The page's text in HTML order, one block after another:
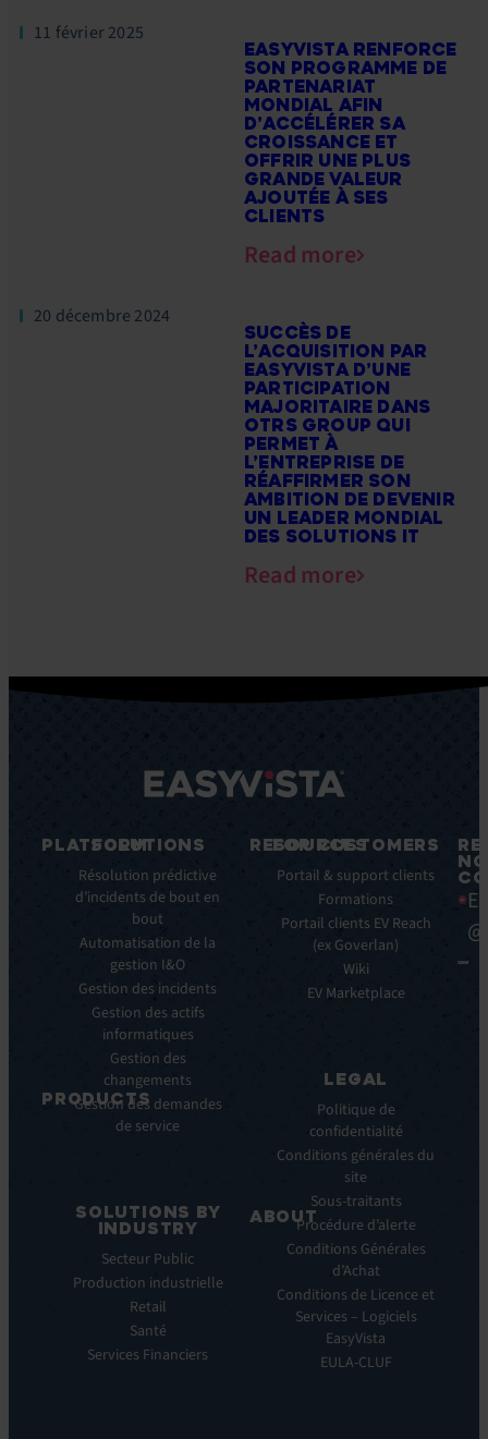
11 février 2025
EASYVISTA RENFORCE
SON PROGRAMME DE
PARTENARIAT
MONDIAL AFIN
D’ACCÉLÉRER SA
CROISSANCE ET
OFFRIR UNE PLUS
GRANDE VALEUR
AJOUTÉE À SES
CLIENTS
Read more
20 décembre 2024
SUCCÈS DE
L’ACQUISITION PAR
EASYVISTA D’UNE
PARTICIPATION
MAJORITAIRE DANS
OTRS GROUP QUI
PERMET À
L’ENTREPRISE DE
RÉAFFIRMER SON
AMBITION DE DEVENIR
UN LEADER MONDIAL
DES SOLUTIONS IT
Read more
PLATFORM
Fonctionnalités
clés
clés
Intégrations
Pulse
PRODUCTS
Monitoring:
Observe
Automations:
Orchestrate
SOLUTIONS
Résolution prédictive
d’incidents de bout en
bout
Automatisation de la
gestion I&O
Gestion des incidents
Gestion des actifs
informatiques
Gestion des
changements
Gestion des demandes
de service
SOLUTIONS BY
INDUSTRY
Secteur Public
Production industrielle
Retail
Santé
Services Financiers
RESOURCES
Blog
Livres
Infographies
Brochures
Communiqués
presse
ABOUT
Qui
sommes
Notre
FOR CUSTOMERS
Portail & support clients
Formations
Portail clients EV Reach
(ex Goverlan)
Wiki
EV Marketplace
LEGAL
Politique de
confidentialité
Conditions générales du
site
Sous-traitants
Procédure d’alerte
Conditions Générales
d’Achat
Conditions de Licence et
Services – Logiciels
EasyVista
EULA-CLUF